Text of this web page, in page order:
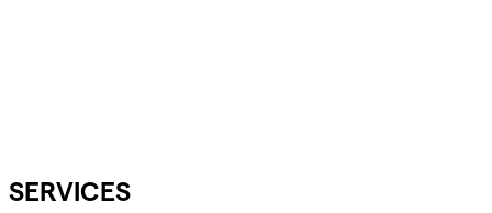
SERVICES